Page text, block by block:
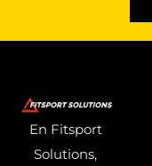
En Fitsport
Solutions,